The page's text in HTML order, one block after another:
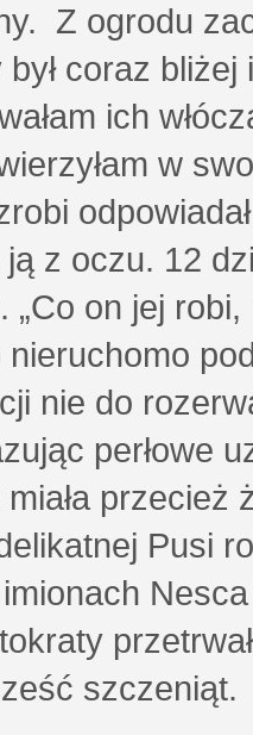
Z ogrodu
coraz
ich
w
z oczu. 12
on jej
nieruchomo
nie do
perłowe
przecież
Pusi
szczeniąt.